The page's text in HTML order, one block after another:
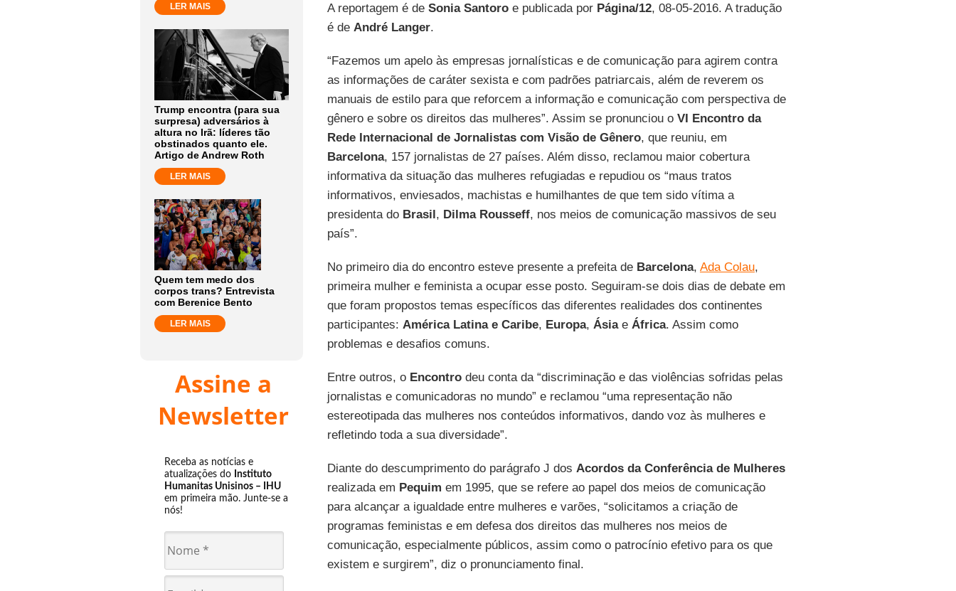
LER MAIS
Trump encontra (para sua
surpresa) adversários à
altura no Irã: líderes tão
obstinados quanto ele.
Artigo de Andrew Roth
LER MAIS
Quem tem medo dos
corpos trans? Entrevista
com Berenice Bento
LER MAIS
Assine a
Newsletter
Receba as notícias e
atualizações do Instituto
Humanitas Unisinos – IHU
em primeira mão. Junte-se a
nós!
A reportagem é de Sonia Santoroe publicada por Página/12, 08-05-2016. A tradução
é de André Langer.
“Fazemos um apelo às empresas jornalísticas e de comunicação para agirem contra
as informações de caráter sexista e com padrões patriarcais, além de reverem os
manuais de estilo para que reforcem a informação e comunicação com perspectiva de
gênero e sobre os direitos das mulheres”. Assim se pronunciou o VI Encontro da
Rede Internacional de Jornalistas com Visão de Gênero, que reuniu, em
Barcelona, 157 jornalistas de 27 países. Além disso, reclamou maior cobertura
informativa da situação das mulheres refugiadas e repudiou os “maus tratos
informativos, enviesados, machistas e humilhantes de que tem sido vítima a
presidenta do Brasil, Dilma Rousseff, nos meios de comunicação massivos de seu
país”.
No primeiro dia do encontro esteve presente a prefeita de Barcelona, Ada Colau,
primeira mulher e feminista a ocupar esse posto. Seguiram-se dois dias de debate em
que foram propostos temas específicos das diferentes realidades dos continentes
participantes: América Latina e Caribe, Europa, Ásiae África. Assim como
problemas e desafios comuns.
Entre outros, o Encontrodeu conta da “discriminação e das violências sofridas pelas
jornalistas e comunicadoras no mundo” e reclamou “uma representação não
estereotipada das mulheres nos conteúdos informativos, dando voz às mulheres e
refletindo toda a sua diversidade”.
Diante do descumprimento do parágrafo J dos Acordos da Conferência de Mulheres
realizada em Pequim em 1995, que se refere ao papel dos meios de comunicação
para alcançar a igualdade entre mulheres e varões, “solicitamos a criação de
programas feministas e em defesa dos direitos das mulheres nos meios de
comunicação, especialmente públicos, assim como o patrocínio efetivo para os que
existem e surgirem”, diz o pronunciamento final.